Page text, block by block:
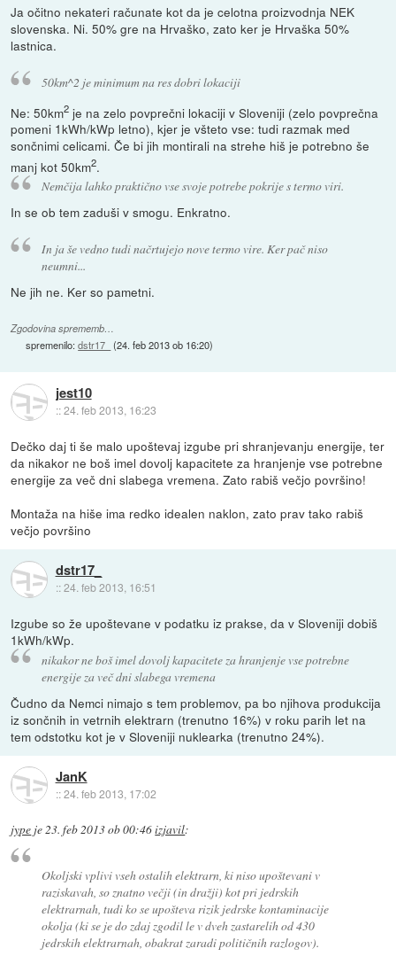
Ja očitno nekateri računate kot da je celotna proizvodnja NEK
slovenska. Ni. 50% gre na Hrvaško, zato ker je Hrvaška 50%
lastnica.
50km^2 je minimum na res dobri lokaciji
Ne: 50km2 je na zelo povprečni lokaciji v Sloveniji (zelo povprečna
pomeni 1kWh/kWp letno), kjer je všteto vse: tudi razmak med
sončnimi celicami. Če bi jih montirali na strehe hiš je potrebno še
manj kot 50km2.
Nemčija lahko praktično vse svoje potrebe pokrije s termo viri.
In se ob tem zaduši v smogu. Enkratno.
In ja še vedno tudi načrtujejo nove termo vire. Ker pač niso
neumni...
Ne jih ne. Ker so pametni.
Zgodovina sprememb…
spremenilo:dstr17_ (24. feb 2013 ob 16:20)
jest10
::24. feb 2013, 16:23
Dečko daj ti še malo upoštevaj izgube pri shranjevanju energije, ter
da nikakor ne boš imel dovolj kapacitete za hranjenje vse potrebne
energije za več dni slabega vremena. Zato rabiš večjo površino!
Montaža na hiše ima redko idealen naklon, zato prav tako rabiš
večjo površino
dstr17_
::24. feb 2013, 16:51
Izgube so že upoštevane v podatku iz prakse, da v Sloveniji dobiš
1kWh/kWp.
nikakor ne boš imel dovolj kapacitete za hranjenje vse potrebne
energije za več dni slabega vremena
Čudno da Nemci nimajo s tem problemov, pa bo njihova produkcija
iz sončnih in vetrnih elektrarn (trenutno 16%) v roku parih let na
tem odstotku kot je v Sloveniji nuklearka (trenutno 24%).
JanK
::24. feb 2013, 17:02
jype je23. feb 2013 ob 00:46izjavil:
Okoljski vplivi vseh ostalih elektrarn, ki niso upoštevani v
raziskavah, so znatno večji (in dražji) kot pri jedrskih
elektrarnah, tudi ko se upošteva rizik jedrske kontaminacije
okolja (ki se je do zdaj zgodil le v dveh zastarelih od 430
jedrskih elektrarnah, obakrat zaradi političnih razlogov).